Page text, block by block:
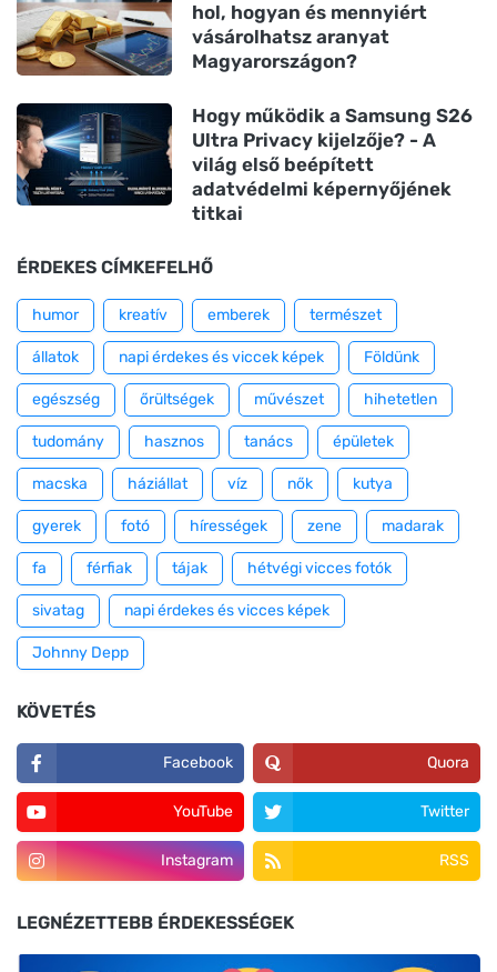
hol, hogyan és mennyiért
vásárolhatsz aranyat
Magyarországon?
Hogy működik a Samsung S26
Ultra Privacy kijelzője? - A
világ első beépített
adatvédelmi képernyőjének
titkai
ÉRDEKES CÍMKEFELHŐ
humor kreatív emberek természet
állatok napi érdekes és viccek képek Földünk
egészség őrültségek művészet hihetetlen
tudomány hasznos tanács épületek
macska háziállat víz nők kutya
gyerek fotó hírességek zene madarak
fa férfiak tájak hétvégi vicces fotók
sivatag napi érdekes és vicces képek
Johnny Depp
KÖVETÉS
Facebook Quora
YouTube Twitter
Instagram RSS
LEGNÉZETTEBB ÉRDEKESSÉGEK